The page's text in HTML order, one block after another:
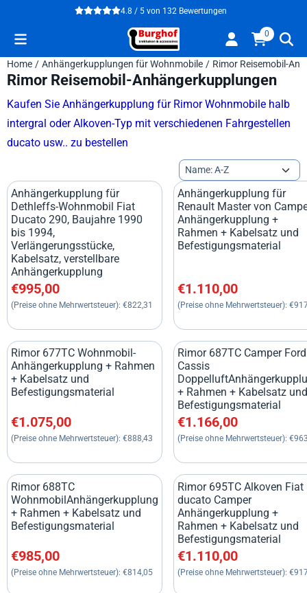
Cookie-Einstellungen verfügbar. Einstellungen wählen oder alle
4.8 / 5 von 132 Bewertungen
0
Home / Anhängerkupplungen für Wohnmobile / Rimor Reisemobil-
Rimor Reisemobil-Anhängerkupplungen
Kaufen Sie Anhängerkupplung für Rimor Wohnmobile halb
intergral oder Alkoven-Typ mit verschiedenen Fahrgestellen
ducato usw.. zu bestellen
Sortiermethode
Anhängerkupplung für
Dethleffs-Wohnmobil Fiat
Ducato 290, Baujahre 1990
bis 1994,
Verlängerungsstücke,
Kabelsatz, verstellbare
Anhängerkupplung
Preis: 995,00, ohne MwSt.: 822,31
€995,00
(Preise ohne Mehrwertsteuer): €822,31
Anhängerkupplung für
Renault Master von
Anhängerkupplung +
Rahmen + Kabelsatz und
Befestigungsmaterial
Preis: 1 110,00, ohne
€1.110,00
(Preise ohne Mehrwertsteuer):
Rimor 677TC Wohnmobil-
Anhängerkupplung + Rahmen
+ Kabelsatz und
Befestigungsmaterial
Preis: 1 075,00, ohne MwSt.: 888,43
€1.075,00
(Preise ohne Mehrwertsteuer): €888,43
Rimor 687TC Camper Ford
Cassis
+ Rahmen + Kabelsatz und
Befestigungsmaterial
Preis: 1 166,00, ohne
€1.166,00
(Preise ohne Mehrwertsteuer):
Rimor 688TC
WohnmobilAnhängerkupplung
+ Rahmen + Kabelsatz und
Befestigungsmaterial
Preis: 985,00, ohne MwSt.: 814,05
€985,00
(Preise ohne Mehrwertsteuer): €814,05
Rimor 695TC Alkoven Fiat
ducato Camper
Anhängerkupplung +
Rahmen + Kabelsatz und
Befestigungsmaterial
Preis: 1 110,00, ohne
€1.110,00
(Preise ohne Mehrwertsteuer):